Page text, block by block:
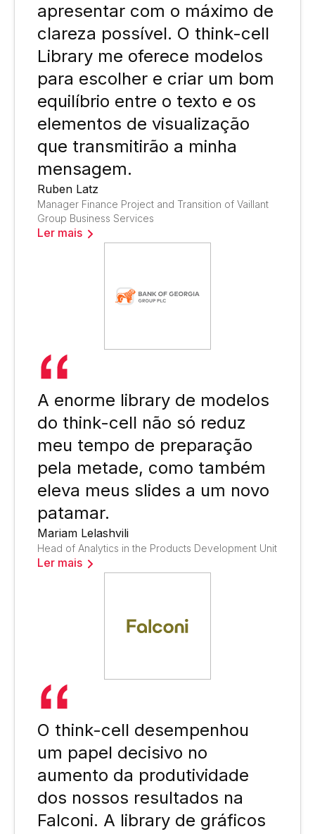
apresentar com o máximo de
clareza possível. O think-cell
Library me oferece modelos
para escolher e criar um bom
equilíbrio entre o texto e os
elementos de visualização
que transmitirão a minha
mensagem.
Ruben Latz
Manager Finance Project and Transition of Vaillant
Group Business Services
Ler mais
A enorme library de modelos
do think-cell não só reduz
meu tempo de preparação
pela metade, como também
eleva meus slides a um novo
patamar.
Mariam Lelashvili
Head of Analytics in the Products Development Unit
Ler mais
O think-cell desempenhou
um papel decisivo no
aumento da produtividade
dos nossos resultados na
Falconi. A library de gráficos